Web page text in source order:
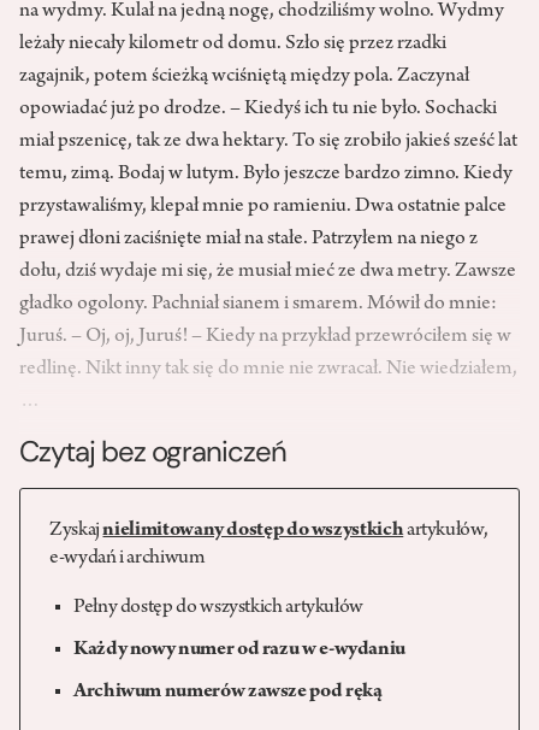
na wydmy. Kulał na jedną nogę, chodziliśmy wolno. Wydmy
leżały niecały kilometr od domu. Szło się przez rzadki
zagajnik, potem ścieżką wciśniętą między pola. Zaczynał
opowiadać już po drodze. – Kiedyś ich tu nie było. Sochacki
miał pszenicę, tak ze dwa hektary. To się zrobiło jakieś sześć lat
temu, zimą. Bodaj w lutym. Było jeszcze bardzo zimno. Kiedy
przystawaliśmy, klepał mnie po ramieniu. Dwa ostatnie palce
prawej dłoni zaciśnięte miał na stałe. Patrzyłem na niego z
dołu, dziś wydaje mi się, że musiał mieć ze dwa metry. Zawsze
gładko ogolony. Pachniał sianem i smarem. Mówił do mnie:
Juruś. – Oj, oj, Juruś! – Kiedy na przykład przewróciłem się w
redlinę. Nikt inny tak się do mnie nie zwracał. Nie wiedziałem,
…
Czytaj bez ograniczeń
Zyskajnielimitowany dostęp do wszystkichartykułów,
e-wydań i archiwum
Pełny dostęp do wszystkich artykułów
Każdy nowy numer od razu w e-wydaniu
Archiwum numerów zawsze pod ręką